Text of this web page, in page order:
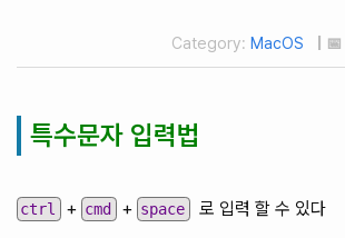
Category: MacOS | 📅
특수문자 입력법
ctrl + cmd + space 로 입력 할 수 있다